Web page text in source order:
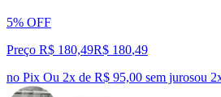
5% OFF
Preço R$ 180,49R$ 180,49
no Pix Ou 2x de R$ 95,00 sem jurosou 2